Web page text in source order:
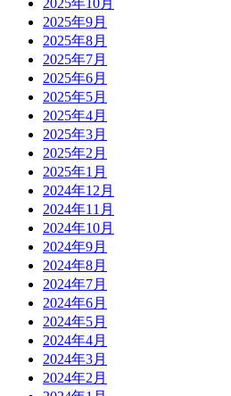
2025年9月
2025年8月
2025年7月
2025年6月
2025年5月
2025年4月
2025年3月
2025年2月
2025年1月
2024年12月
2024年11月
2024年10月
2024年9月
2024年8月
2024年7月
2024年6月
2024年5月
2024年4月
2024年3月
2024年2月